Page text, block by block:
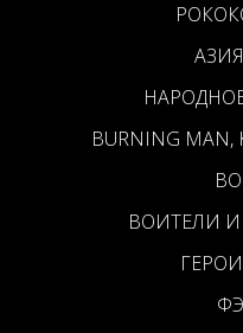
BURNING
ВОИТЕЛИ